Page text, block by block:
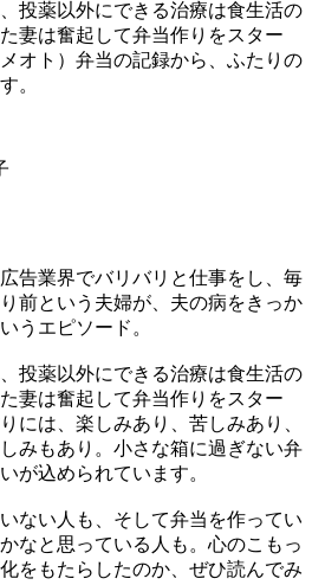
投薬以外にできる治療は食生活の
妻は奮起して弁当作りをスター
オト）弁当の記録から、ふたりの
。
告業界でバリバリと仕事をし、毎
前という夫婦が、夫の病をきっか
うエピソード。
投薬以外にできる治療は食生活の
妻は奮起して弁当作りをスター
には、楽しみあり、苦しみあり、
みもあり。小さな箱に過ぎない弁
が込められています。
ない人も、そして弁当を作ってい
なと思っている人も。心のこもっ
をもたらしたのか、ぜひ読んでみ